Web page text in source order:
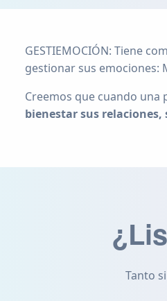
GESTIEMOCIÓN: Tiene
gestionar sus emociones:
Creemos que cuando una
bienestar sus
Tanto